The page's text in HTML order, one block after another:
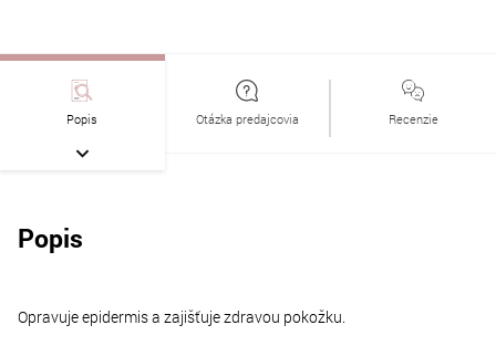
Popis Otázka predajcovia Recenzie
Popis
Opravuje epidermis a zajišťuje zdravou pokožku.